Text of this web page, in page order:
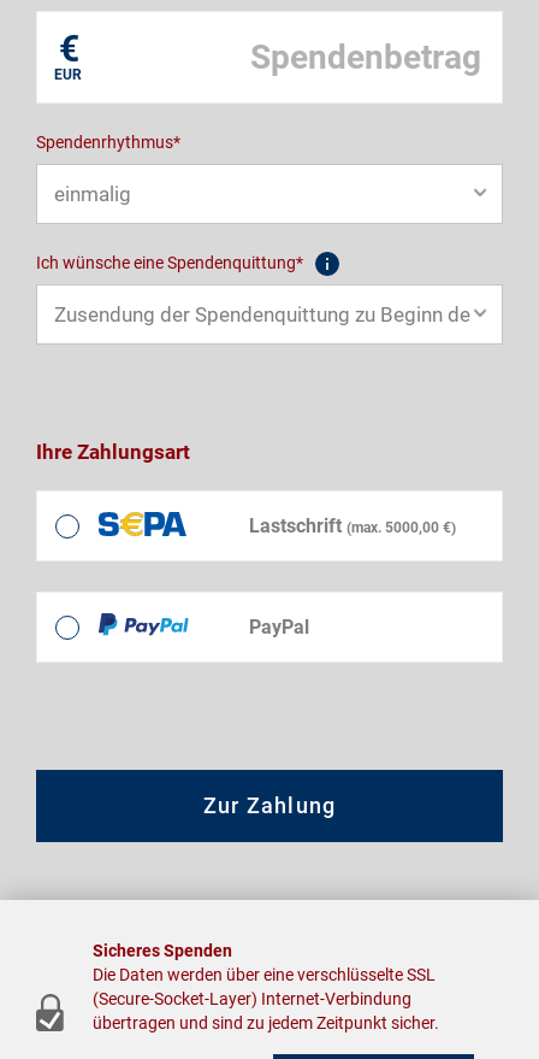
€
EUR
Spendenrhythmus*
Ich wünsche eine Spendenquittung*
Ihre Zahlungsart
Lastschrift (max. 5000,00 €)
PayPal
Zur Zahlung
Sicheres Spenden
Die Daten werden über eine verschlüsselte SSL
(Secure-Socket-Layer) Internet-Verbindung
übertragen und sind zu jedem Zeitpunkt sicher.